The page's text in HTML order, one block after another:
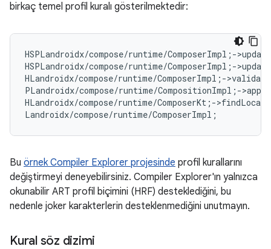
birkaç temel profil kuralı gösterilmektedir:
HSPLandroidx/compose/runtime/ComposerImpl ; -
HSPLandroidx/compose/runtime/ComposerImpl ; -
HLandroidx/compose/runtime/ComposerImpl ; -
PLandroidx/compose/runtime/CompositionImpl ; -
HLandroidx/compose/runtime/ComposerKt ; -
Landroidx/compose/runtime/ComposerImpl ;
Bu örnek Compiler Explorer projesinde profil kurallarını
değiştirmeyi deneyebilirsiniz. Compiler Explorer'ın yalnızca
okunabilir ART profil biçimini (HRF) desteklediğini, bu
nedenle joker karakterlerin desteklenmediğini unutmayın.
Kural söz dizimi